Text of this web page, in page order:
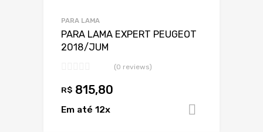
PARA LAMA
PARA LAMA EXPERT PEUGEOT
2018/JUM
(0 reviews)
R$ 815,80
Em até 12x